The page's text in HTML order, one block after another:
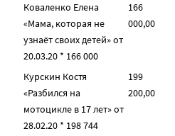
Коваленко Елена
«Мама, которая не
узнаёт своих детей» от
20.03.20 * 166 000
166
000,00
Курскин Костя
«Разбился на
мотоцикле в 17 лет» от
28.02.20 * 198 744
199
200,00